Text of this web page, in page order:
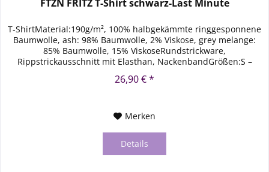
FTZN FRITZ T-Shirt schwarz-Last Minute
T-ShirtMaterial:190g/m², 100% halbgekämmte ringgesponnene
Baumwolle, ash: 98% Baumwolle, 2% Viskose, grey melange:
85% Baumwolle, 15% ViskoseRundstrickware,
Rippstrickausschnitt mit Elasthan, NackenbandGrößen:S –
26,90 € *
Merken
Details